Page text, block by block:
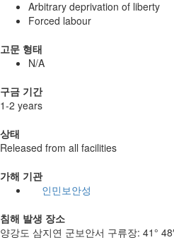
Arbitrary deprivation of liberty
Forced labour
고문 형태
N/A
구금 기간
1-2 years
상태
Released from all facilities
가해 기관
인민보안성
침해 발생 장소
양강도 삼지연 군보안서 구류장: 41°